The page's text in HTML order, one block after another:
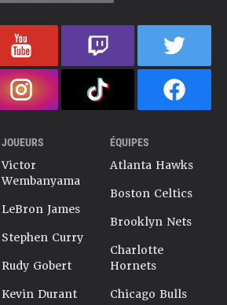
JOUEURS
Victor
Wembanyama
LeBron James
Stephen Curry
Rudy Gobert
Kevin Durant
ÉQUIPES
Atlanta Hawks
Boston Celtics
Brooklyn Nets
Charlotte
Hornets
Chicago Bulls